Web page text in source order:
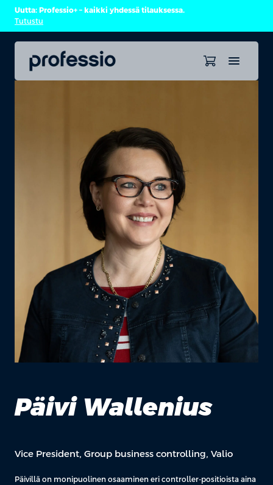
Uutta: Professio+ – kaikki yhdessä tilauksessa.
Tutustu
Päivi Wallenius
Vice President, Group business controlling, Valio
Päivillä on monipuolinen osaaminen eri controller-positioista aina